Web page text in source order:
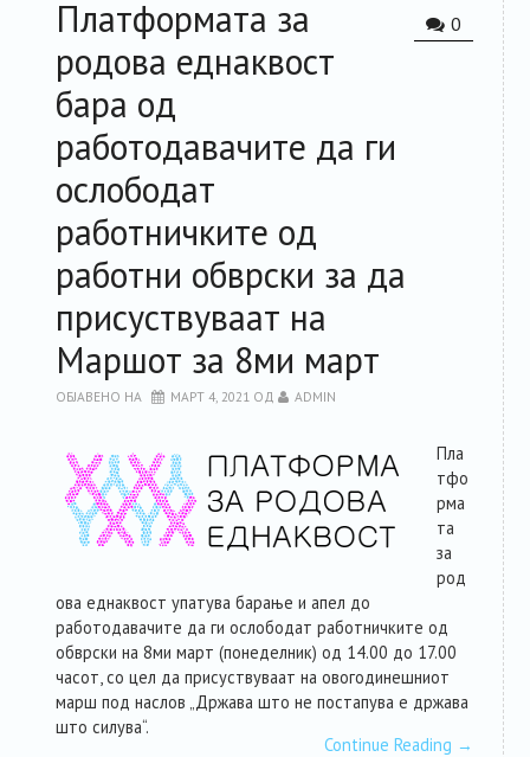
0
Платформата за
родова еднаквост
бара од
работодавачите да ги
ослободат
работничките од
работни обврски за да
присуствуваат на
Маршот за 8ми март
ОБЈАВЕНО НА МАРТ 4, 2021 ОД ADMIN
Пла
тфо
рма
та
за
род
ова еднаквост упатува барање и апел до
работодавачите да ги ослободат работничките од
обврски на 8ми март (понеделник) од 14.00 до 17.00
часот, со цел да присуствуваат на овогодинешниот
марш под наслов „Држава што не постапува е држава
што силува“.
Continue Reading →